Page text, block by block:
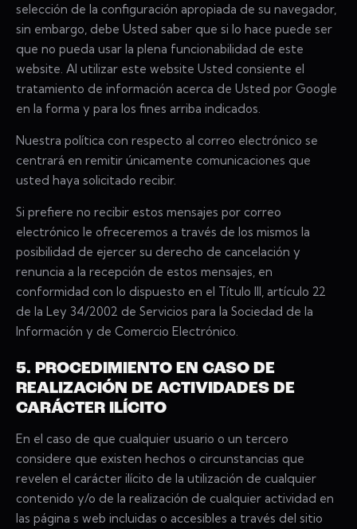
selección de la configuración apropiada de su navegador,
sin embargo, debe Usted saber que si lo hace puede ser
que no pueda usar la plena funcionabilidad de este
website. Al utilizar este website Usted consiente el
tratamiento de información acerca de Usted por Google
en la forma y para los fines arriba indicados.
Nuestra política con respecto al correo electrónico se
centrará en remitir únicamente comunicaciones que
usted haya solicitado recibir.
Si prefiere no recibir estos mensajes por correo
electrónico le ofreceremos a través de los mismos la
posibilidad de ejercer su derecho de cancelación y
renuncia a la recepción de estos mensajes, en
conformidad con lo dispuesto en el Título III, artículo 22
de la Ley 34/2002 de Servicios para la Sociedad de la
Información y de Comercio Electrónico.
5. PROCEDIMIENTO EN CASO DE
REALIZACIÓN DE ACTIVIDADES DE
CARÁCTER ILÍCITO
En el caso de que cualquier usuario o un tercero
considere que existen hechos o circunstancias que
revelen el carácter ilícito de la utilización de cualquier
contenido y/o de la realización de cualquier actividad en
las página s web incluidas o accesibles a través del sitio